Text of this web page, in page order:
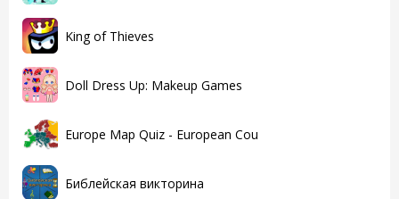
King of Thieves
Doll Dress Up: Makeup Games
Europe Map Quiz - European Cou
Библейская викторина